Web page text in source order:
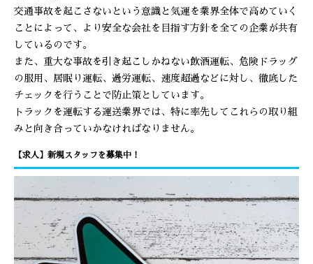
交通事故を起こさないという意識と気運を業界全体で高めていく
ことによって、より安全な会社を目指す方針を全ての企業が共有
しているのです。
また、重大な事故を引き起こしかねない飲酒運転、危険ドラッグ
の服用、居眠り運転、過労運転、速度超過などに対し、徹底した
チェックを行うことで防止策としています。
トラックを運転する運送業界では、特に率先してこれらの取り組
みと向き合っていかなければなりません。
【求人】新規スタッフを募集中！